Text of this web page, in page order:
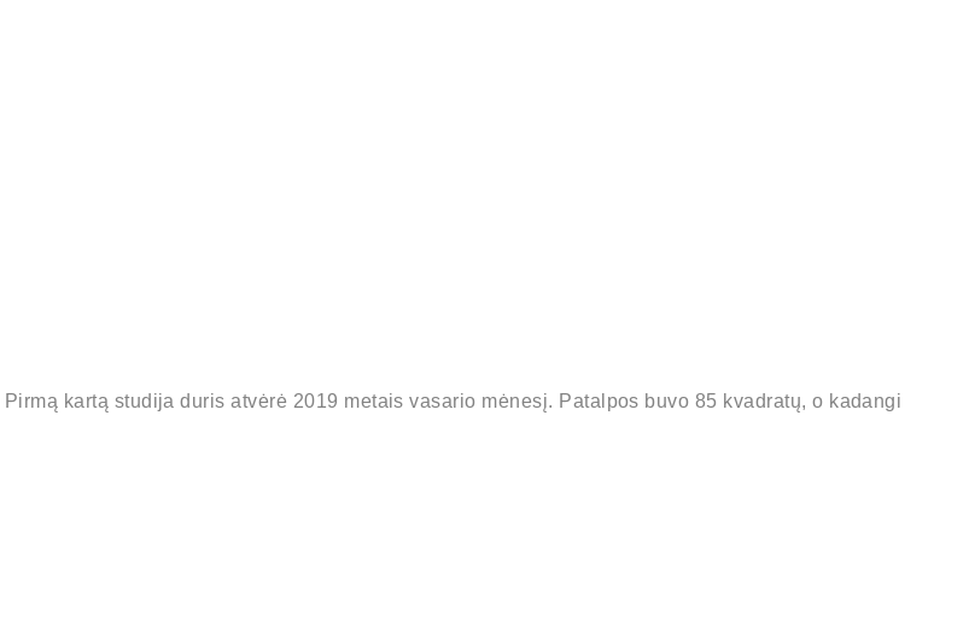
kartą studija duris atvėrė 2019 metais vasario mėnesį. Patalpos buvo 85 kvadratų, o kadangi